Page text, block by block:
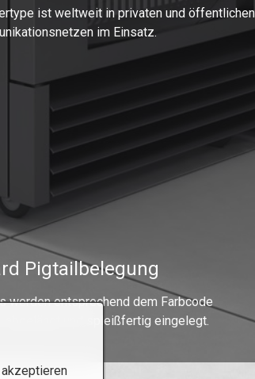
ist weltweit in privaten und öffentlichen
im Einsatz.
Pigtailbelegung
werden entsprechend dem Farbcode
abgelängt und spleißfertig eingelegt.